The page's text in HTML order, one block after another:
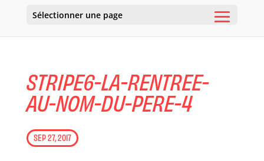
Sélectionner une page
STRIPE6-LA-RENTREE-
AU-NOM-DU-PERE-4
SEP 27, 2017